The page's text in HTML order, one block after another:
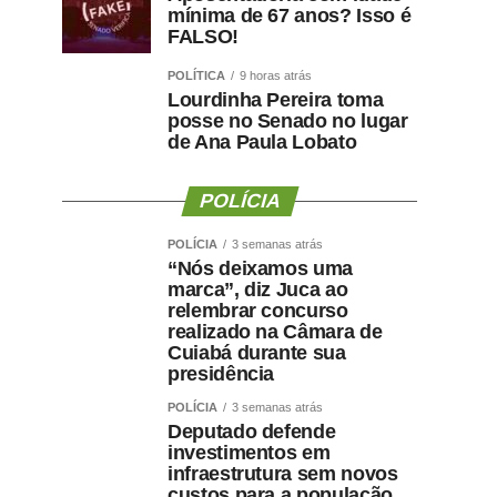
mínima de 67 anos? Isso é
FALSO!
POLÍTICA 9 horas atrás
Lourdinha Pereira toma
posse no Senado no lugar
de Ana Paula Lobato
POLÍCIA
POLÍCIA 3 semanas atrás
“Nós deixamos uma
marca”, diz Juca ao
relembrar concurso
realizado na Câmara de
Cuiabá durante sua
presidência
POLÍCIA 3 semanas atrás
Deputado defende
investimentos em
infraestrutura sem novos